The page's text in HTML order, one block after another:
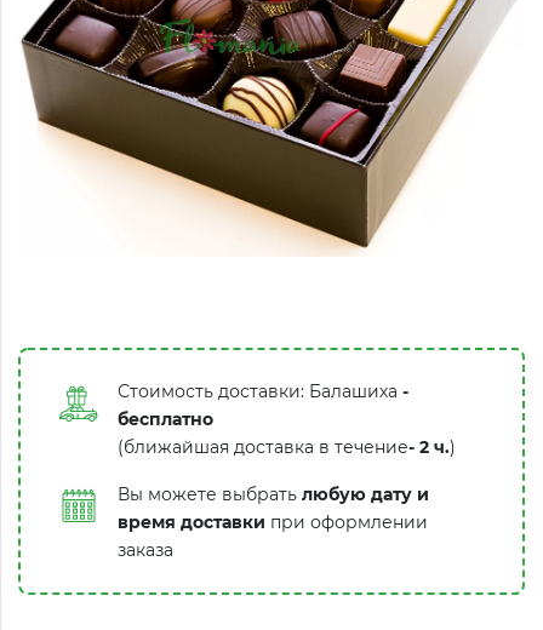
Стоимость доставки: Балашиха -
бесплатно
(ближайшая доставка в течение- 2 ч.)
Вы можете выбрать любую дату и
время доставки при оформлении
заказа